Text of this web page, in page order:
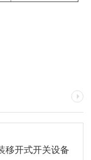
移开式开关设备